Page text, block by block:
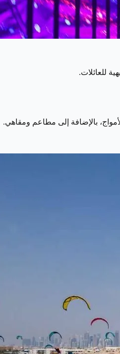
للعائلات.
بالإضافة إلى مطاعم ومقاهي.